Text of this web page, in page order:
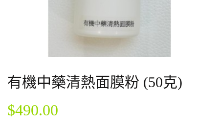
有機中藥清熱面膜粉 (50克)
$490.00